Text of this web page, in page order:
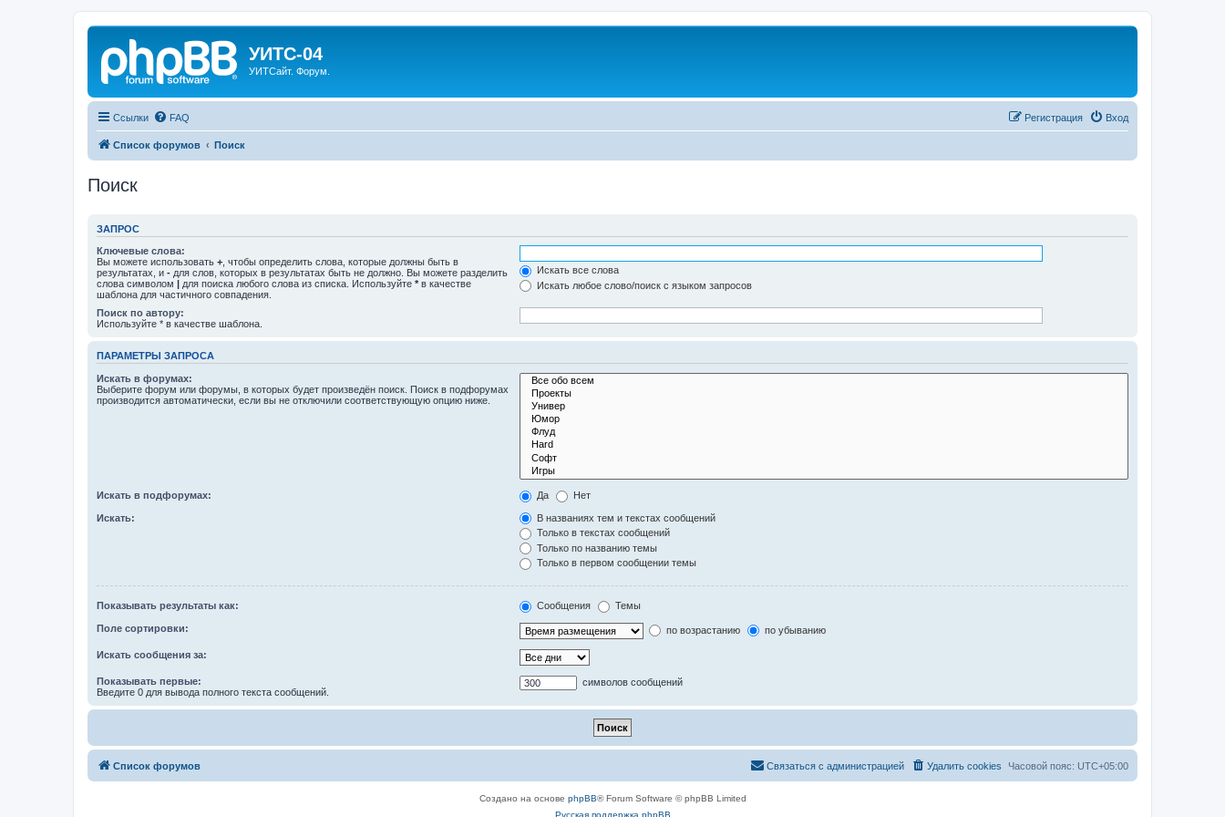
УИТС-04
УИТСайт. Форум.
Ссылки FAQ Вход
Регистрация
Список форумов Поиск
Поиск
ЗАПРОС
Ключевые слова:
Вы можете использовать + , чтобы определить слова, которые должны быть в
результатах, и - для слов, которых в результатах быть не должно. Вы можете разделить
слова символом | для поиска любого слова из списка. Используйте * в качестве
шаблона для частичного совпадения.
Искать все слова
Искать любое слово/поиск с языком запросов
Поиск по автору:
Используйте * в качестве шаблона.
ПАРАМЕТРЫ ЗАПРОСА
Искать в форумах:
Выберите форум или форумы, в которых будет произведён поиск. Поиск в подфорумах
производится автоматически, если вы не отключили соответствующую опцию ниже.
Искать в подфорумах: Да Нет
Искать:
В названиях тем и текстах сообщений
Только в текстах сообщений
Только по названию темы
Только в первом сообщении темы
Показывать результаты как: Сообщения Темы
Поле сортировки: по возрастанию по убыванию
Искать сообщения за:
Показывать первые:
Введите 0 для вывода полного текста сообщений.
символов сообщений
Список форумов Часовой пояс: UTC+05:00
Удалить cookies
Связаться с администрацией
Создано на основе phpBB® Forum Software © phpBB Limited
Русская поддержка phpBB